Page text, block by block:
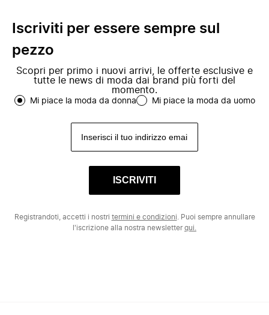
Iscriviti per essere sempre sul
pezzo
Scopri per primo i nuovi arrivi, le offerte esclusive e
tutte le news di moda dai brand più forti del
momento.
Mi piace la moda da donna Mi piace la moda da uomo
ISCRIVITI
Registrandoti, accetti i nostri termini e condizioni . Puoi sempre annullare
l'iscrizione alla nostra newsletterqui.